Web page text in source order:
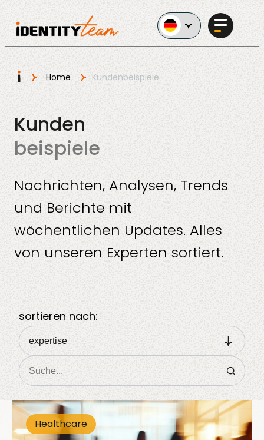
KI im
Unternehmen
Lösungen
Sektoren
Home Kundenbeispiele
Kunden
beispiele
Nachrichten, Analysen, Trends
und Berichte mit
wöchentlichen Updates. Alles
von unseren Experten sortiert.
sortieren nach:
Healthcare